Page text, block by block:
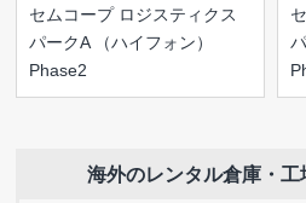
セムコープ ロジスティクス
パークA （ハイフォン）
Phase2
海外のレンタル倉庫・